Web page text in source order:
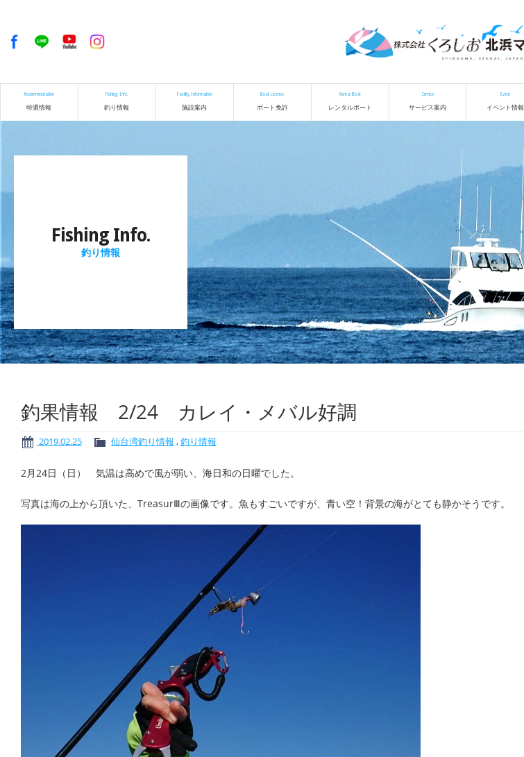
Recommendation
特選情報
Fishing Info.
釣り情報
Facility Information
施設案内
Boat License
ボート免許
Rental Boat
レンタルボート
Service
サービス案内
Event
イベント情報
Fishing Info.
釣り情報
釣果情報 2/24 カレイ・メバル好調
2019.02.25 仙台湾釣り情報 ,釣り情報
2月24日（日） 気温は高めで風が弱い、海日和の日曜でした。
写真は海の上から頂いた、TreasurⅢの画像です。魚もすごいですが、青い空！背景の海がとても静かそうです。